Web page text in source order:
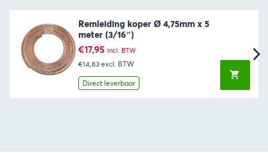
Remleiding koper Ø 4,75mm x 5
meter (3/16″)
€17,95 incl. BTW
€14,83 excl. BTW
Direct leverbaar